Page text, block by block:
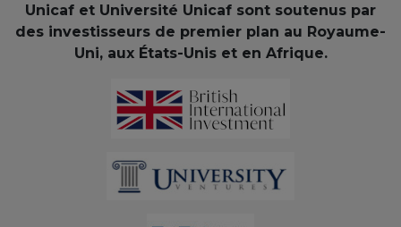
Unicaf et Université Unicaf sont soutenus par
des investisseurs de premier plan au Royaume-
Uni, aux États-Unis et en Afrique.